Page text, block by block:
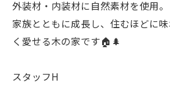
外装材・内装材に自然素材を使用。
家族とともに成長し、住むほどに
く愛せる木の家です🏠🌲
スタッフH